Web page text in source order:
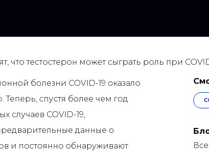
что тестостерон может сыграть роль при
болезни COVID-19 оказало
спустя более чем год
случаев COVID-19,
данные о
и постоянно обнаруживают